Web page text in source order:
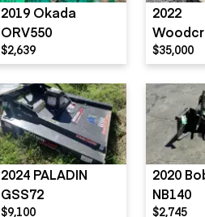
2019 Okada
ORV550
$2,639
2022
T4000
$35,000
2024 PALADIN
GSS72
$9,100
2020
NB140
$2,745